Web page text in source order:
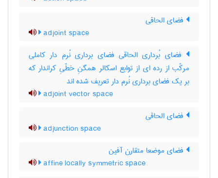
فضای الحاقی
adjoint space
فضای بُرداری الحاقی فضای برداری نُرم دار کاملی
مرکّب از رده ای از توابع اسکالر همگنِ خطّیِ کراندار که
بر یک فضای برداری نُرم دار تعریف شده اند
adjoint vector space
فضای الحاقی
adjunction space
فضای موضعا متقارن آفین
affine locally symmetric space